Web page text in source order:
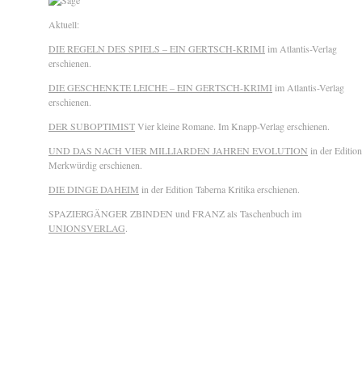
Aktuell:
DIE REGELN DES SPIELS – EIN GERTSCH-KRIMI im Atlantis-Verlag
erschienen.
DIE GESCHENKTE LEICHE – EIN GERTSCH-KRIMI im Atlantis-Verlag
erschienen.
DER SUBOPTIMISTVier kleine Romane. Im Knapp-Verlag erschienen.
UND DAS NACH VIER MILLIARDEN JAHREN EVOLUTION in der Edition
Merkwürdig erschienen.
DIE DINGE DAHEIM in der Edition Taberna Kritika erschienen.
SPAZIERGÄNGER ZBINDEN und FRANZ als Taschenbuch im
UNIONSVERLAG.